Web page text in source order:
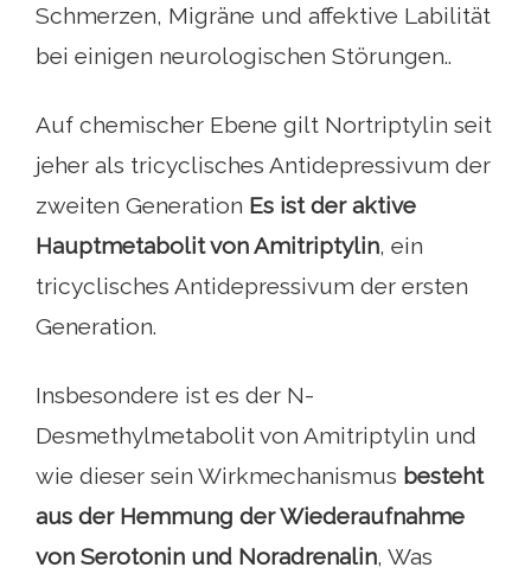
Schmerzen, Migräne und affektive Labilität
bei einigen neurologischen Störungen..
Auf chemischer Ebene gilt Nortriptylin seit
jeher als tricyclisches Antidepressivum der
zweiten Generation Es ist der aktive
Hauptmetabolit von Amitriptylin, ein
tricyclisches Antidepressivum der ersten
Generation.
Insbesondere ist es der N-
Desmethylmetabolit von Amitriptylin und
wie dieser sein Wirkmechanismus besteht
aus der Hemmung der Wiederaufnahme
von Serotonin und Noradrenalin, Was